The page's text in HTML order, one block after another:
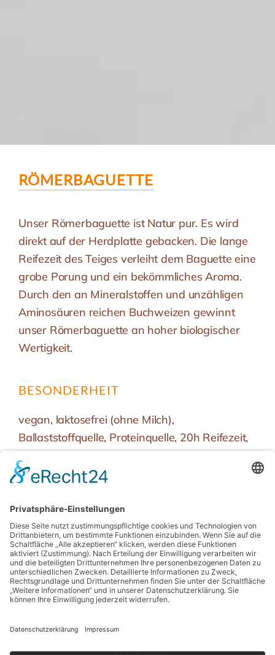
RÖMERBAGUETTE
Unser Römerbaguette ist Natur pur. Es wird
direkt auf der Herdplatte gebacken. Die lange
Reifezeit des Teiges verleiht dem Baguette eine
grobe Porung und ein bekömmliches Aroma.
Durch den an Mineralstoffen und unzähligen
Aminosäuren reichen Buchweizen gewinnt
unser Römerbaguette an hoher biologischer
Wertigkeit.
BESONDERHEIT
vegan, laktosefrei (ohne Milch),
Ballaststoffquelle, Proteinquelle, 20h Reifezeit,
ohne Weizen, ideal zum Grillen